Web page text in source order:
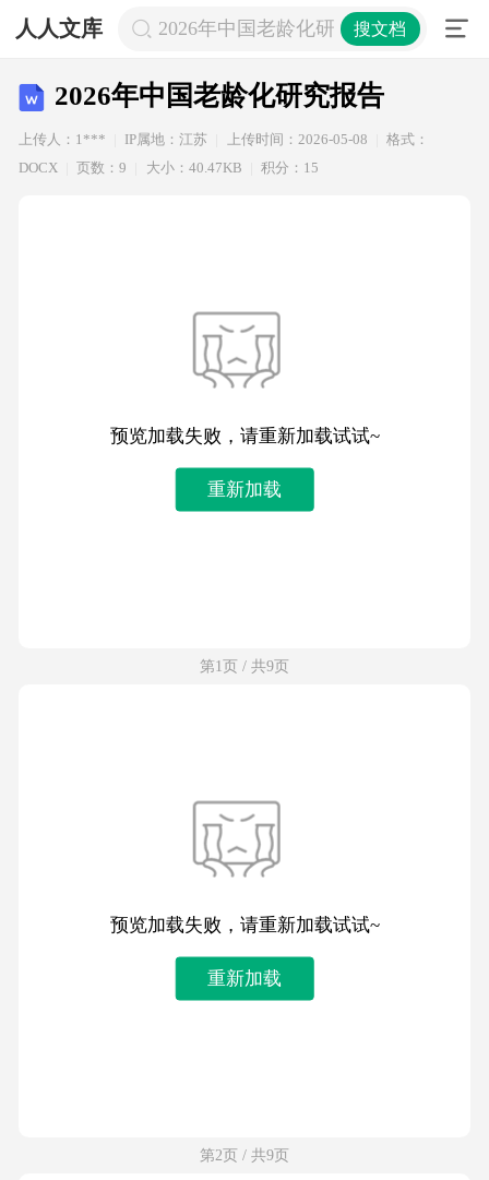
人人文库 2026年中国老龄化研究报告
搜文档
2026年中国老龄化研究报告
上传人：1*** IP属地：江苏 上传时间：2026-05-08
格式：
DOCX
页数：9 大小：40.47KB 积分：15
预览加载失败，请重新加载试试~
重新加载
第1页 / 共9页
预览加载失败，请重新加载试试~
重新加载
第2页 / 共9页